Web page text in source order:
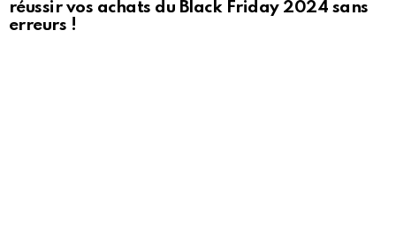
réussir vos achats du Black Friday 2024 sans
erreurs !